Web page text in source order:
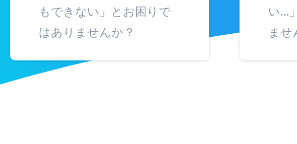
もできない」とお困りで
はありませんか？
い…
ませ